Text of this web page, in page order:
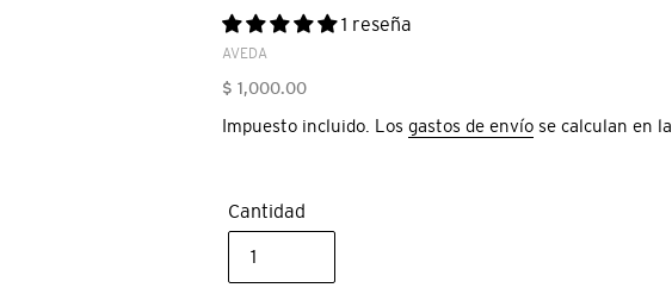
1 reseña
VENDEDOR
AVEDA
Precio
$ 1,000.00
Impuesto incluido. Los gastos de envío se calculan en
Cantidad